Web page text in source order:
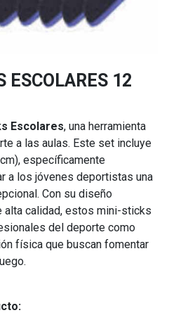
ESCOLARES 12
Escolares, una herramienta
a las aulas. Este set incluye
específicamente
a los jóvenes deportistas una
Con su diseño
alta calidad, estos mini-sticks
del deporte como
física que buscan fomentar